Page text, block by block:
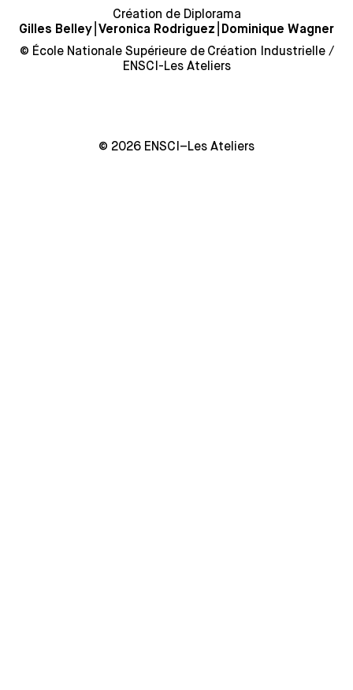
Création de Diplorama
Gilles Belley Veronica Rodriguez Dominique Wagner
© École Nationale Supérieure de Création Industrielle /
ENSCI-Les Ateliers
© 2026 ENSCI–Les Ateliers